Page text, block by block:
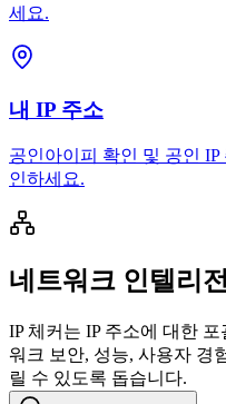
세요.
내 IP 주소
공인아이피 확인 및 공인
인하세요.
네트워크 인텔리
IP 체커는 IP 주소에 대한
워크 보안, 성능, 사용자 경
릴 수 있도록 돕습니다.